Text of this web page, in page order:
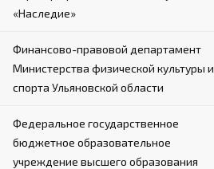
«Наследие»
Финансово-правовой департамент
Министерства физической культуры и
спорта Ульяновской области
Федеральное государственное
бюджетное образовательное
учреждение высшего образования